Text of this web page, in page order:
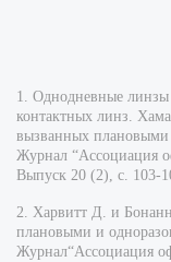
1. Однодневные
контактных линз.
вызванных
Журнал “Ассоциация
Выпуск 20 (2), с. 103-
2. Харвитт Д. и
плановыми и
Журнал“Ассоциация